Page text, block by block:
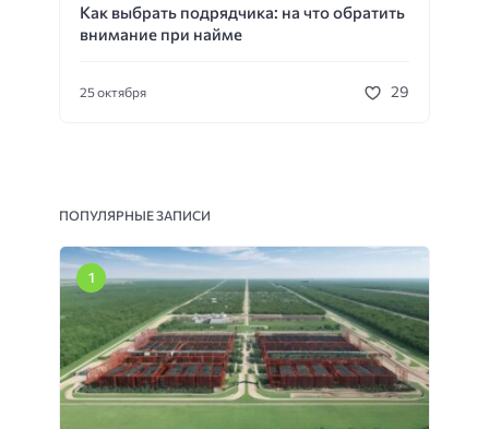
Как выбрать подрядчика: на что обратить
внимание при найме
25 октября 29
ПОПУЛЯРНЫЕ ЗАПИСИ